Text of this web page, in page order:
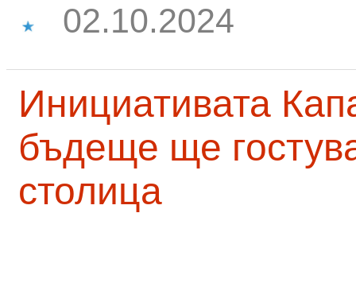
02.10.2024
Инициативата
бъдеще ще
столица